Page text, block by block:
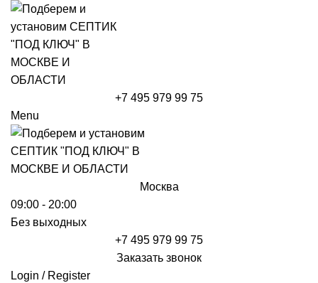
+7 495 979 99 75
Menu
Москва
09:00 - 20:00
Без выходных
+7 495 979 99 75
Заказать звонок
Login / Register